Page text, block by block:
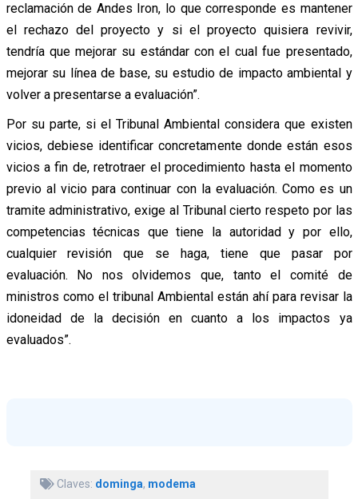
reclamación de Andes Iron, lo que corresponde es mantener
el rechazo del proyecto y si el proyecto quisiera revivir,
tendría que mejorar su estándar con el cual fue presentado,
mejorar su línea de base, su estudio de impacto ambiental y
volver a presentarse a evaluación”.
Por su parte, si el Tribunal Ambiental considera que existen
vicios, debiese identificar concretamente donde están esos
vicios a fin de, retrotraer el procedimiento hasta el momento
previo al vicio para continuar con la evaluación. Como es un
tramite administrativo, exige al Tribunal cierto respeto por las
competencias técnicas que tiene la autoridad y por ello,
cualquier revisión que se haga, tiene que pasar por
evaluación. No nos olvidemos que, tanto el comité de
ministros como el tribunal Ambiental están ahí para revisar la
idoneidad de la decisión en cuanto a los impactos ya
evaluados”.
Claves: dominga, modema